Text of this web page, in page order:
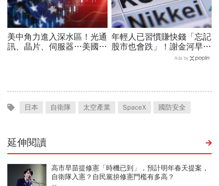
美中角力進入深水區！光通
訊、晶片、伺服器…美國制
年輕人已習慣賺快錢「忘記
股市也會跌」！謝金河早一
步示警南韓個股槓桿ETF會
Ads by
日本 自衛隊 太空產業 SpaceX 國防安全
延伸閱讀
高市早苗提修憲「時機已到」，預計明年春天提案，
自衛隊入憲？自民黨拚修憲門檻有多高？